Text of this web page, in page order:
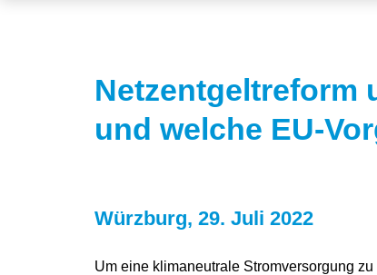
Netzentgeltreform
und welche EU-
Würzburg, 29. Juli 2022
Um eine klimaneutrale Stromversorgung